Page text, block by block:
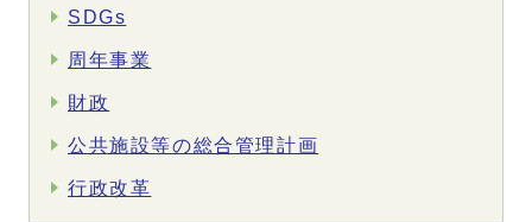
SDGs
周年事業
財政
公共施設等の総合管理計画
行政改革